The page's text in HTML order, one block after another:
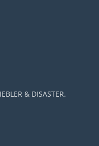
& DISASTER.